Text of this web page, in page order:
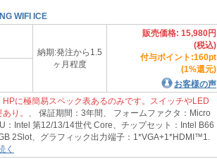
WIFI ICE
納期:発注から1.5
ヶ月程度
販売価格: 15,980円
(税込)
付与ポイント:160pt
(1%還元)
お客様の声
に極簡易スペック表あるのみです。スイッチやLED
り。
、 保証期間：3年間、 フォームファクタ：Micro
：Intel 第12/13/14世代 Core、チップセット：Intel B66
2Slot、グラフィック出力端子：1*VGA+1*HDMI™1.
く